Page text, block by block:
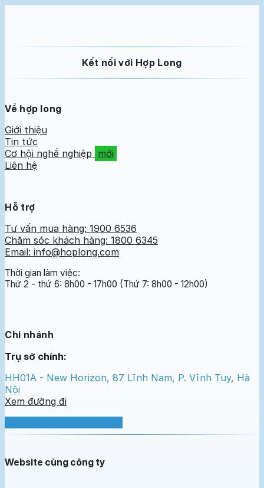
Kết nối với Hợp Long
Về hợp long
Giới thiệu
Tin tức
Cơ hội nghề nghiệp
Liên hệ
Hỗ trợ
Tư vấn mua hàng: 1900 6536
Chăm sóc khách hàng: 1800 6345
Email: info@hoplong.com
Thời gian làm việc:
Thứ 2 - thứ 6: 8h00 - 17h00 (Thứ 7: 8h00 - 12h00)
Chi nhánh
Trụ sở chính:
HH01A - New Horizon, 87 Lĩnh Nam, P. Vĩnh Tuy, Hà
Nội
Xem đường đi
Website cùng công ty